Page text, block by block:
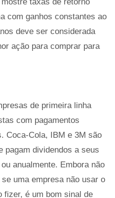
com ganhos constantes ao
deve ser considerada
ação para comprar para
de primeira linha
com pagamentos
Coca-Cola, IBM e 3M são
pagam dividendos a seus
anualmente. Embora não
uma empresa não usar o
fizer, é um bom sinal de